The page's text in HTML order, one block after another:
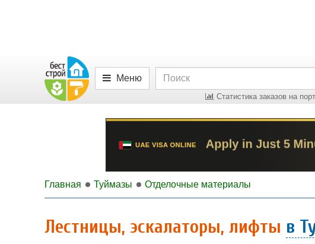
Меню
Статистика заказов на
Главная Туймазы Отделочные материалы
Лестницы, эскалаторы, лифты в